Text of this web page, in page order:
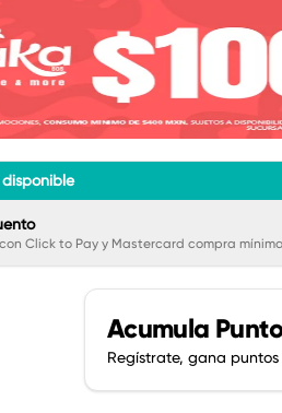
Click to Pay y Mastercard compra
Acumula
Regístrate, gana